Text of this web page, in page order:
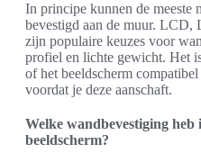
In principe kunnen de meeste
bevestigd aan de muur. LCD,
zijn populaire keuzes voor
profiel en lichte gewicht. Het
of het beeldscherm
voordat je deze aanschaft.
Welke wandbevestiging
beeldscherm?